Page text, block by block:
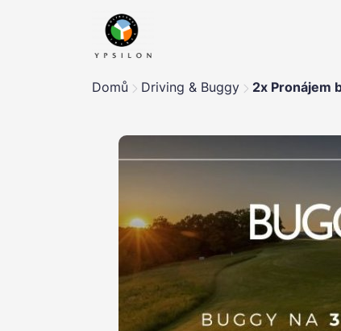
Domů Driving & Buggy 2x Pronájem